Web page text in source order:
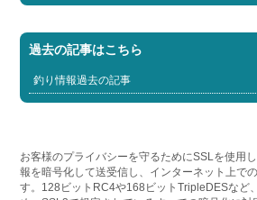
過去の記事はこちら
釣り情報過去の記事
お客様のプライバシーを守るためにSSLを使用
報を暗号化して送受信し、インターネット上で
す。128ビットRC4や168ビットTripleDESなど